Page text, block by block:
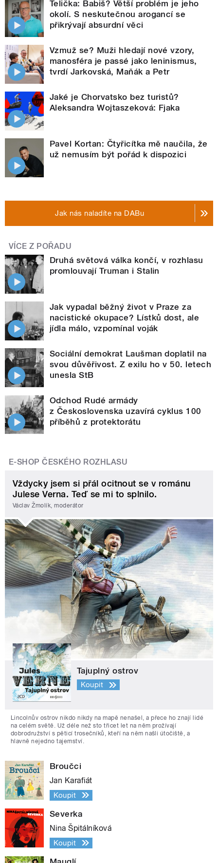
Telička: Babiš? Větší problém je jeho
okolí. S neskutečnou arogancí se
přikrývají absurdní věci
Vzmuž se? Muži hledají nové vzory,
manosféra je passé jako leninismus,
tvrdí Jarkovská, Maňák a Petr
Jaké je Chorvatsko bez turistů?
Aleksandra Wojtaszeková: Fjaka
Pavel Kortan: Čtyřicítka mě naučila, že
už nemusím být pořád k dispozici
Jak nás naladíte na DABu
VÍCE Z POŘADU
Druhá světová válka končí, v rozhlasu
promlouvají Truman i Stalin
Jak vypadal běžný život v Praze za
nacistické okupace? Lístků dost, ale
jídla málo, vzpomínal voják
Sociální demokrat Laušman doplatil na
svou důvěřivost. Z exilu ho v 50. letech
unesla StB
Odchod Rudé armády
z Československa uzavírá cyklus 100
příběhů z protektorátu
E-SHOP ČESKÉHO ROZHLASU
Vždycky jsem si přál ocitnout se v románu
Julese Verna. Teď se mi to splnilo.
Václav Žmolík, moderátor
Tajuplný ostrov
Koupit
Lincolnův ostrov nikdo nikdy na mapě nenašel, a přece ho znají lidé
na celém světě. Už déle než sto třicet let na něm prožívají
dobrodružství s pěticí trosečníků, kteří na něm našli útočiště, a
hlavně nejedno tajemství.
Broučci
Jan Karafiát
Koupit
Severka
Nina Špitálníková
Koupit